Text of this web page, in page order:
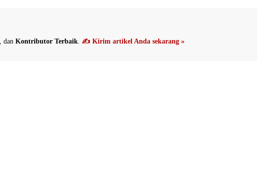
, dan Kontributor Terbaik ✍️ Kirim artikel Anda sekarang »